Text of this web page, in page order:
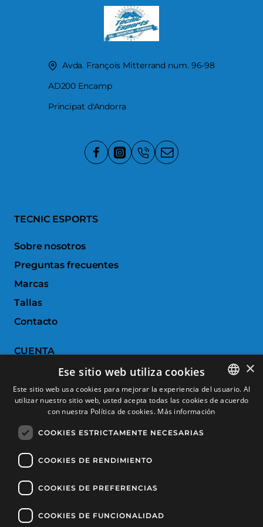
Avda. François Mitterrand num. 96-98
AD200 Encamp
Principat d'Andorra
TECNIC ESPORTS
Sobre nosotros
Preguntas frecuentes
Marcas
Tallas
Contacto
CUENTA
Historial de pedidos
Devoluciones
Productos favoritos
Comparar productos
SERVICIO AL CLIENTE
Condiciones de Compra
Cambios y devoluciones
SPANISH
×
Ese sitio web utiliza cookies
Este sitio web usa cookies para mejorar la experiencia del usuario. Al
utilizar nuestro sitio web, usted acepta todas las cookies de acuerdo
con nuestra Política de cookies. Más información
COOKIES ESTRICTAMENTE NECESARIAS
COOKIES DE RENDIMIENTO
COOKIES DE PREFERENCIAS
COOKIES DE FUNCIONALIDAD